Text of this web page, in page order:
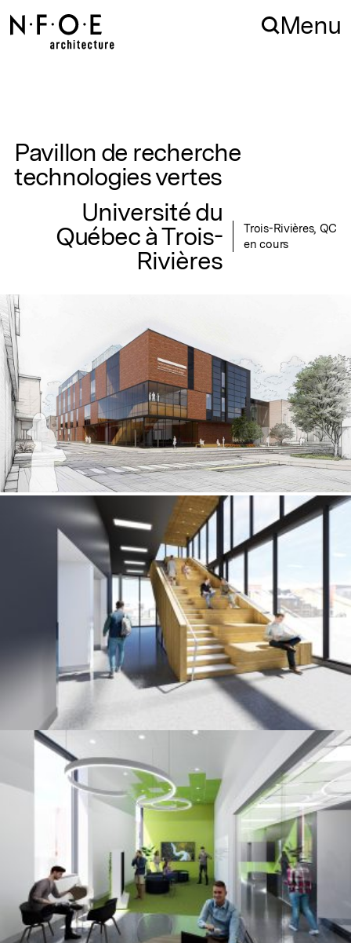
Aller à la navigation
Aller au contenu Menu
Pavillon de recherche
technologies vertes
Université du
Québec à Trois-
Rivières
Trois-Rivières, QC
en cours